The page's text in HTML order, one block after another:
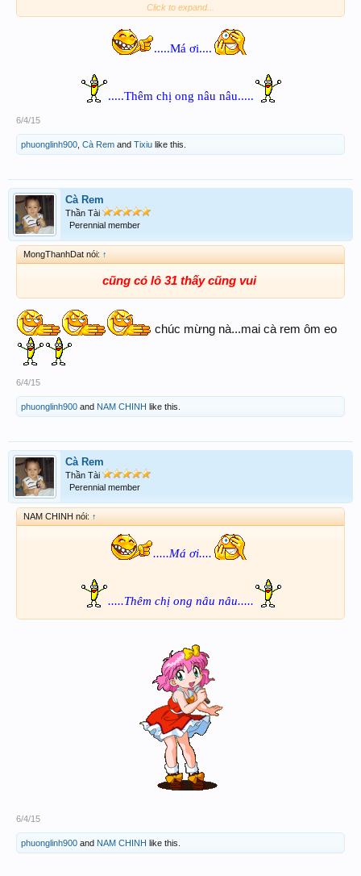
26 * 62
Click to expand...
.....Má ơi....
.....Thêm chị ong nâu nâu.....
6/4/15
phuonglinh900 Cà Rem and Tixiu like this.
Cà Rem
Thần Tài
Perennial member
MongThanhDat nói: ↑
cũng có lô 31 thấy cũng vui
chúc mừng nà...mai cà rem ôm eo
6/4/15
phuonglinh900 and NAM CHINH like this.
Cà Rem
Thần Tài
Perennial member
NAM CHINH nói: ↑
.....Má ơi....
.....Thêm chị ong nâu nâu.....
6/4/15
phuonglinh900 and NAM CHINH like this.